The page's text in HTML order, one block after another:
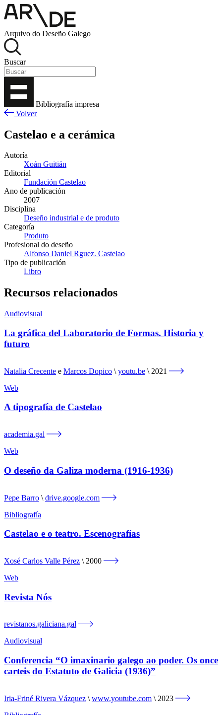
Arquivo do Deseño Galego
Buscar
Bibliografía impresa
Volver
Castelao e a cerámica
Autoría
Xoán Guitián
Editorial
Fundación Castelao
Ano de publicación
2007
Disciplina
Deseño industrial e de produto
Categoría
Produto
Profesional do deseño
Alfonso Daniel Rguez. Castelao
Tipo de publicación
Libro
Recursos relacionados
Audiovisual
La gráfica del Laboratorio de Formas. Historia y
futuro
Natalia Crecente e Marcos Dopico youtu.be
2021
Web
A tipografía de Castelao
academia.gal
Web
O deseño da Galiza moderna (1916-1936)
Pepe Barro
drive.google.com
Bibliografía
Castelao e o teatro. Escenografías
Xosé Carlos Valle Pérez
2000
Web
Revista Nós
revistanos.galiciana.gal
Audiovisual
Conferencia “O imaxinario galego ao poder. Os once
carteis do Estatuto de Galicia (1936)”
Iria-Friné Rivera Vázquez www.youtube.com
2023